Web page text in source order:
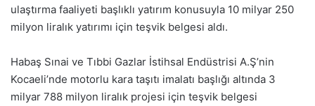
ulaştırma faaliyeti başlıklı yatırım konusuyla 10 milyar 250
milyon liralık yatırımı için teşvik belgesi aldı.
Habaş Sınai ve Tıbbi Gazlar İstihsal Endüstrisi A.Ş’nin
Kocaeli’nde motorlu kara taşıtı imalatı başlığı altında 3
milyar 788 milyon liralık projesi için teşvik belgesi